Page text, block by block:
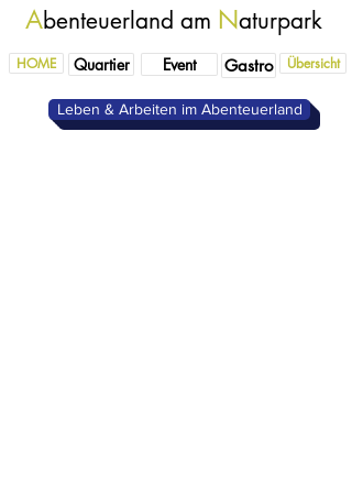
Abenteuerland am Naturpark
HOME Quartier Event Gastro Übersicht
Leben & Arbeiten im Abenteuerland